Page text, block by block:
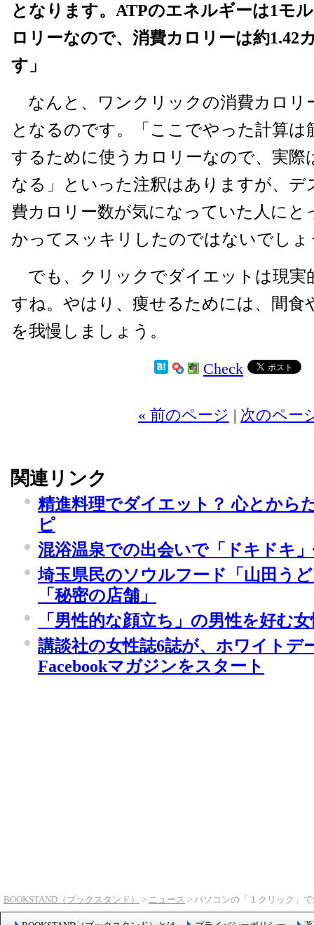
となります。ATPのエネルギーは1モ
ロリーなので、消費カロリーは約1.42
す」
なんと、ワンクリックの消費カロリ
となるのです。「ここでやった計算は
するために使うカロリーなので、実際
なる」といった注釈はありますが、デ
費カロリー数が気になっていた人にと
かってスッキリしたのではないでしょ
でも、クリックでダイエットは現実
すね。やはり、痩せるためには、間食
を我慢しましょう。
Check
« 前のページ | 次のペー
関連リンク
精進料理でダイエット？ 心とから
ピ
混浴温泉での出会いで「ドキドキ
埼玉県民のソウルフード「山田う
「秘密の店舗」
「男性的な顔立ち」の男性を好む
講談社の女性誌6誌が、ホワイトデ
Facebookマガジンをスタート
BOOKSTAND（ブックスタンド） > ニュース > パソコンの「１クリック」